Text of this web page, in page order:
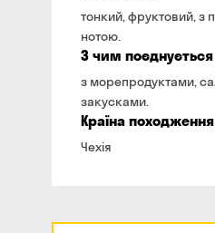
тонкий, фруктовий, з
нотою.
З чим поєднується
з морепродуктами,
закусками.
Країна походження
Чехія